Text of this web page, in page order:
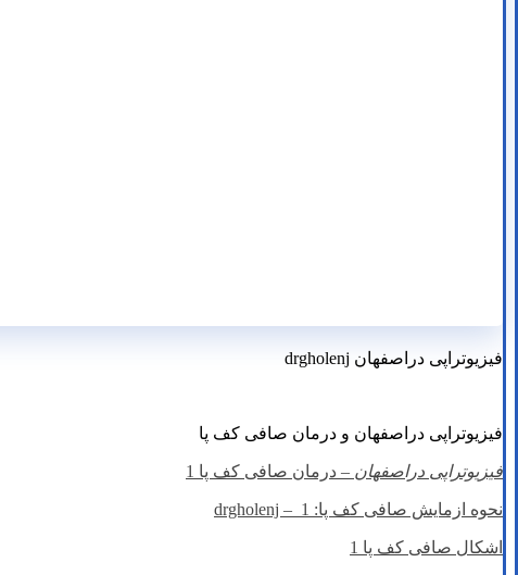
فیزیوتراپی دراصفهان drgholenj
فیزیوتراپی دراصفهان و درمان صافی کف پا
فیزیوتراپی دراصفهان – درمان صافی کف پا 1
نحوه ازمایش صافی کف پا: drgholenj – 1
اشکال صافی کف پا 1